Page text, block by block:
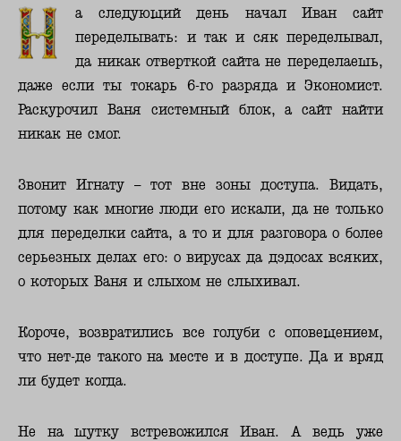
а следующий день начал Иван сайт
переделывать: и так и сяк переделывал,
да никак отверткой сайта не переделаешь,
даже если ты токарь 6-го разряда и Экономист.
Раскурочил Ваня системный блок, а сайт найти
никак не смог.
Звонит Игнату – тот вне зоны доступа. Видать,
потому как многие люди его искали, да не только
для переделки сайта, а то и для разговора о более
серьезных делах его: о вирусах да дэдосах всяких,
о которых Ваня и слыхом не слыхивал.
Короче, возвратились все голуби с оповещением,
что нет-де такого на месте и в доступе.Да и вряд
ли будет когда.
Не на шутку встревожился Иван. А ведь уже